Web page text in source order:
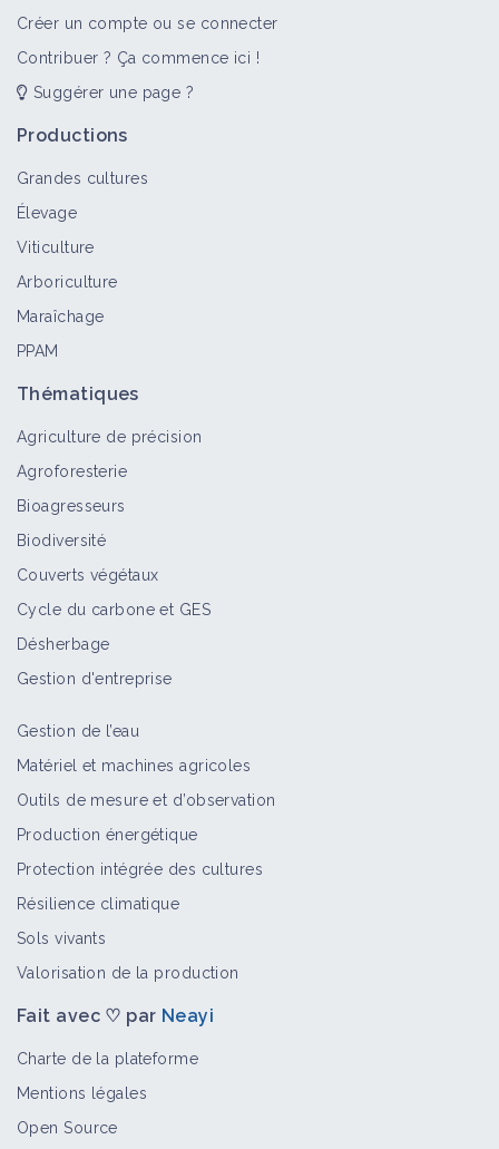
Créer un compte ou se connecter
Contribuer ? Ça commence ici !
Suggérer une page ?
Productions
Grandes cultures
Élevage
Viticulture
Arboriculture
Maraîchage
PPAM
Thématiques
Agriculture de précision
Agroforesterie
Bioagresseurs
Biodiversité
Couverts végétaux
Cycle du carbone et GES
Désherbage
Gestion d'entreprise
Gestion de l’eau
Matériel et machines agricoles
Outils de mesure et d’observation
Production énergétique
Protection intégrée des cultures
Résilience climatique
Sols vivants
Valorisation de la production
Fait avec ♡ par Neayi
Charte de la plateforme
Mentions légales
Open Source